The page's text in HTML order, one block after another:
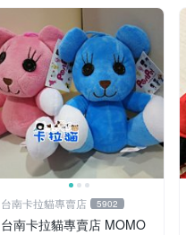
台南卡拉貓專賣店 5902
台南卡拉貓專賣店 MOMO